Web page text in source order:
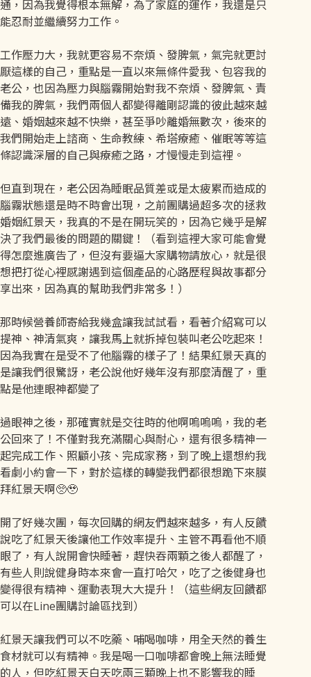
通，因為我覺得根本無解，為了家庭的運作，我還是只
能忍耐並繼續努力工作。
工作壓力大，我就更容易不奈煩、發脾氣，氣完就更討
厭這樣的自己，重點是一直以來無條件愛我、包容我的
老公，也因為壓力與腦霧開始對我不奈煩、發脾氣、責
備我的脾氣，我們兩個人都變得離剛認識的彼此越來越
遠、婚姻越來越不快樂，甚至爭吵離婚無數次，後來的
我們開始走上諮商、生命教練、希塔療癒、催眠等等這
條認識深層的自己與療癒之路，才慢慢走到這裡。
但直到現在，老公因為睡眠品質差或是太疲累而造成的
腦霧狀態還是時不時會出現，之前團購過超多次的拯救
婚姻紅景天，我真的不是在開玩笑的，因為它幾乎是解
決了我們最後的問題的關鍵！（看到這裡大家可能會覺
得怎麼進廣告了，但沒有要逼大家購物請放心，就是很
想把打從心裡感謝遇到這個產品的心路歷程與故事都分
享出來，因為真的幫助我們非常多！）
那時候營養師寄給我幾盒讓我試試看，看著介紹寫可以
提神、神清氣爽，讓我馬上就拆掉包裝叫老公吃起來！
因為我實在是受不了他腦霧的樣子了！結果紅景天真的
是讓我們很驚訝，老公說他好幾年沒有那麼清醒了，重
點是他連眼神都變了
過眼神之後，那確實就是交往時的他啊嗚嗚嗚，我的老
公回來了！不僅對我充滿關心與耐心，還有很多精神一
起完成工作、照顧小孩、完成家務，到了晚上還想約我
看劇小約會一下，對於這樣的轉變我們都很想跪下來膜
拜紅景天啊🥺🥹
開了好幾次團，每次回購的網友們越來越多，有人反饋
說吃了紅景天後讓他工作效率提升、主管不再看他不順
眼了，有人說開會快睡著，趕快吞兩顆之後人都醒了，
有些人則說健身時本來會一直打哈欠，吃了之後健身也
變得很有精神、運動表現大大提升！（這些網友回饋都
可以在Line團購討論區找到）
紅景天讓我們可以不吃藥、哺喝咖啡，用全天然的養生
食材就可以有精神。我是喝一口咖啡都會晚上無法睡覺
的人，但吃紅景天白天吃兩三顆晚上也不影響我的睡